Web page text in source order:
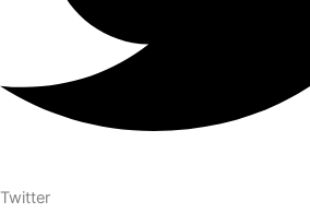
Twitter